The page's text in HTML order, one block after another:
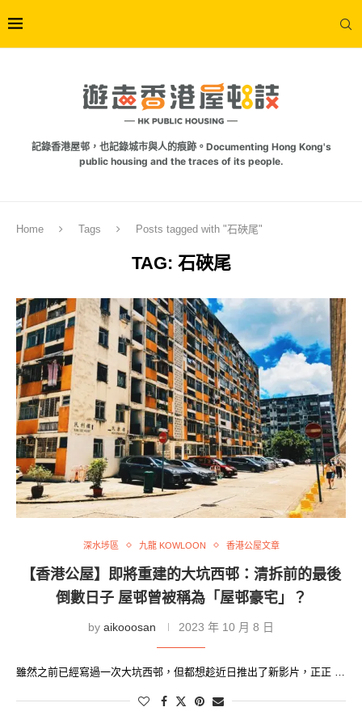
記錄香港屋邨，也記錄城市與人的痕跡。Documenting Hong Kong's
public housing and the traces of its people.
Home Tags Posts tagged with "石硤尾"
TAG: 石硤尾
深水埗區 九龍 KOWLOON 香港公屋文章
【香港公屋】即將重建的大坑西邨：清拆前的最後
倒數日子 屋邨曾被稱為「屋邨豪宅」？
by aikooosan 2023 年 10 月 8 日
雖然之前已經寫過一次大坑西邨，但都想趁近日推出了新影片，正正 …